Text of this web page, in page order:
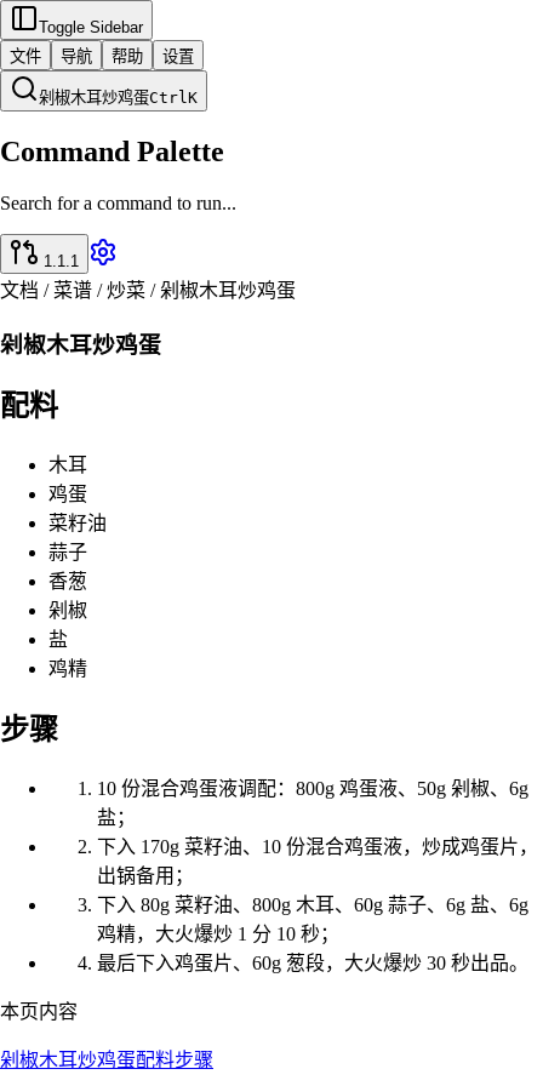
Toggle Sidebar
文件
导航 帮助 设置
剁椒木耳炒鸡蛋CtrlK
Command Palette
Search for a command to run...
1.1.1
文档 / 菜谱 / 炒菜 / 剁椒木耳炒鸡蛋
剁椒木耳炒鸡蛋
配料
木耳
鸡蛋
菜籽油
蒜子
香葱
剁椒
盐
鸡精
步骤
10 份混合鸡蛋液调配：800g 鸡蛋液、50g 剁椒、6g
盐；
下入 170g 菜籽油、10 份混合鸡蛋液，炒成鸡蛋片，
出锅备用；
下入 80g 菜籽油、800g 木耳、60g 蒜子、6g 盐、6g
鸡精，大火爆炒 1 分 10 秒；
最后下入鸡蛋片、60g 葱段，大火爆炒 30 秒出品。
本页内容
剁椒木耳炒鸡蛋配料步骤